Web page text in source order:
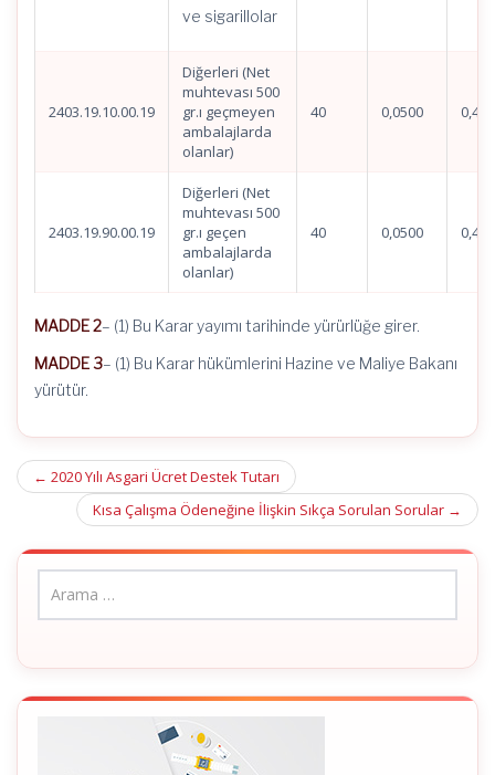
ve sigarillolar
2403.19.10.00.19
Diğerleri (Net
muhtevası 500
gr.ı geçmeyen
ambalajlarda
olanlar)
40 0,0500
2403.19.90.00.19
Diğerleri (Net
muhtevası 500
gr.ı geçen
ambalajlarda
olanlar)
40 0,0500
MADDE 2– (1) Bu Karar yayımı tarihinde yürürlüğe girer.
MADDE 3– (1) Bu Karar hükümlerini Hazine ve Maliye Bakanı
yürütür.
Post
navigation
← 2020 Yılı Asgari Ücret Destek Tutarı
Kısa Çalışma Ödeneğine İlişkin Sıkça Sorulan Sorular →